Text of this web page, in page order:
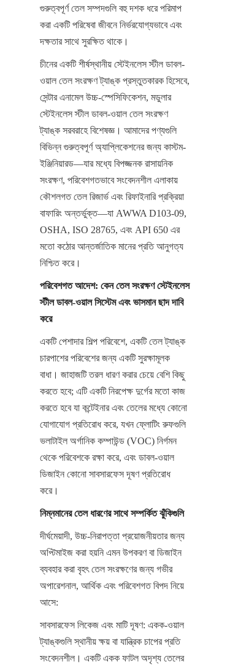
গুরুত্বপূর্ণ তেল সম্পদগুলি বহু দশক ধরে পরিমাপ
করা একটি পরিষেবা জীবনে নির্ভরযোগ্যভাবে এবং
দক্ষতার সাথে সুরক্ষিত থাকে।
চীনের একটি শীর্ষস্থানীয় স্টেইনলেস স্টীল ডাবল-
ওয়াল তেল সংরক্ষণ ট্যাঙ্ক প্রস্তুতকারক হিসেবে,
সেন্টার এনামেল উচ্চ-স্পেসিফিকেশন, মডুলার
স্টেইনলেস স্টীল ডাবল-ওয়াল তেল সংরক্ষণ
ট্যাঙ্ক সরবরাহে বিশেষজ্ঞ। আমাদের পণ্যগুলি
বিভিন্ন গুরুত্বপূর্ণ অ্যাপ্লিকেশনের জন্য কাস্টম-
ইঞ্জিনিয়ারড—যার মধ্যে বিপজ্জনক রাসায়নিক
সংরক্ষণ, পরিবেশগতভাবে সংবেদনশীল এলাকায়
কৌশলগত তেল রিজার্ভ এবং রিফাইনারি প্রক্রিয়া
বাফারিং অন্তর্ভুক্ত—যা AWWA D103-09,
OSHA, ISO 28765, এবং API 650 এর
মতো কঠোর আন্তর্জাতিক মানের প্রতি আনুগত্য
নিশ্চিত করে।
পরিবেশগত আদেশ: কেন তেল সংরক্ষণ স্টেইনলেস
স্টীল ডাবল-ওয়াল সিস্টেম এবং ভাসমান ছাদ দাবি
করে
একটি পেশাদার শিল্প পরিবেশে, একটি তেল ট্যাঙ্ক
চারপাশের পরিবেশের জন্য একটি সুরক্ষামূলক
বাধা। জাহাজটি তরল ধারণ করার চেয়ে বেশি কিছু
করতে হবে; এটি একটি নিরপেক্ষ দুর্গের মতো কাজ
করতে হবে যা কন্টেইনার এবং তেলের মধ্যে কোনো
যোগাযোগ প্রতিরোধ করে, যখন ফ্লোটিং রুফগুলি
ভলাটাইল অর্গানিক কম্পাউন্ড (VOC) নির্গমন
থেকে পরিবেশকে রক্ষা করে, এবং ডাবল-ওয়াল
ডিজাইন কোনো সাবসারফেস দূষণ প্রতিরোধ
করে।
নিম্নমানের তেল ধারণের সাথে সম্পর্কিত ঝুঁকিগুলি
দীর্ঘমেয়াদী, উচ্চ-নিরাপত্তা প্রয়োজনীয়তার জন্য
অপ্টিমাইজ করা হয়নি এমন উপকরণ বা ডিজাইন
ব্যবহার করা বৃহৎ তেল সংরক্ষণের জন্য গভীর
অপারেশনাল, আর্থিক এবং পরিবেশগত বিপদ নিয়ে
আসে:
সাবসারফেস লিকেজ এবং মাটি দূষণ: একক-ওয়াল
ট্যাঙ্কগুলি স্থানীয় ক্ষয় বা যান্ত্রিক চাপের প্রতি
সংবেদনশীল। একটি একক ফাটল অদৃশ্য তেলের